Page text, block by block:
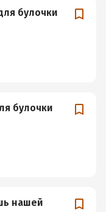
булочки
булочки
нашей